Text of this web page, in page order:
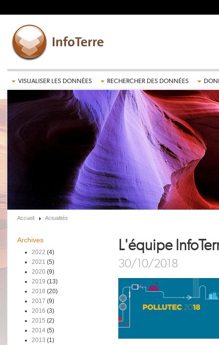
VISUALISER LES DONNÉES RECHERCHER DES DONNÉES
Accueil Actualités
Archives
2022 (4)
2021 (5)
2020 (9)
2019 (13)
2018 (20)
2017 (9)
2016 (3)
2015 (2)
2014 (5)
2013 (1)
L'équipe
30/10/2018